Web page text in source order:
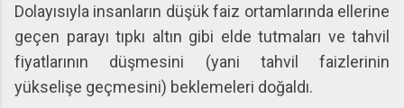
Dolayısıyla insanların düşük faiz ortamlarında ellerine
geçen parayı tıpkı altın gibi elde tutmaları ve tahvil
fiyatlarının düşmesini (yani tahvil faizlerinin
yükselişe geçmesini) beklemeleri doğaldı.